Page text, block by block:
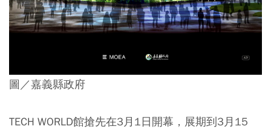
圖／嘉義縣政府
TECH WORLD館搶先在3月1日開幕，展期到3月15